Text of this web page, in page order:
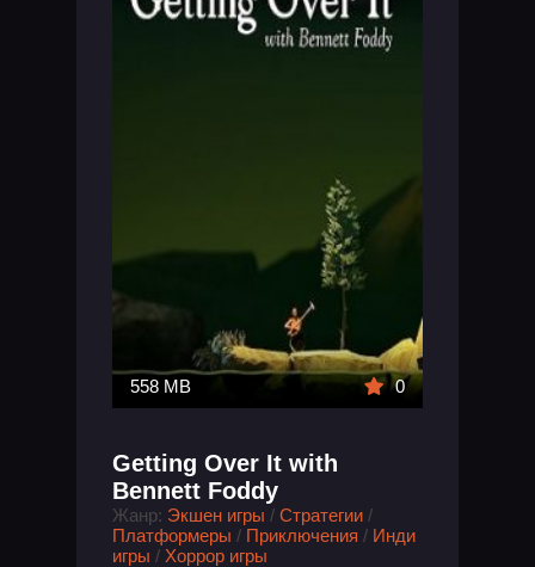
558 MB 0
Getting Over It with
Bennett Foddy
Жанр: Экшен игры / Стратегии /
Платформеры / Приключения / Инди
игры / Хоррор игры